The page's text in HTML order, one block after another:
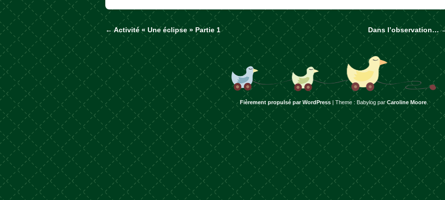
Naviguer dans les articles
←Activité « Une éclipse » Partie 1 Dans l’observation…
Fièrement propulsé par WordPress Theme : Babylog parCaroline Moore.